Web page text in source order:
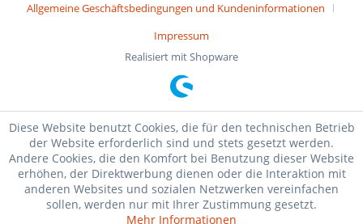
Allgemeine Geschäftsbedingungen und Kundeninformationen
Impressum
Realisiert mit Shopware
Diese Website benutzt Cookies, die für den technischen Betrieb
der Website erforderlich sind und stets gesetzt werden.
Andere Cookies, die den Komfort bei Benutzung dieser Website
erhöhen, der Direktwerbung dienen oder die Interaktion mit
anderen Websites und sozialen Netzwerken vereinfachen
sollen, werden nur mit Ihrer Zustimmung gesetzt.
Mehr Informationen